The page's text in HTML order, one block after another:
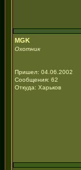
MGK
Охотник
Пришел: 04.06.2002
Сообщения: 62
Откуда: Харьков